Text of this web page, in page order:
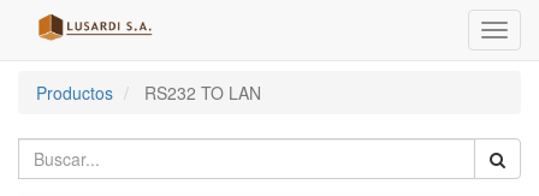
Menú
de
Productos RS232 TO LAN